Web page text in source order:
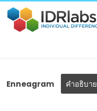
Enneagram คำอธิบาย